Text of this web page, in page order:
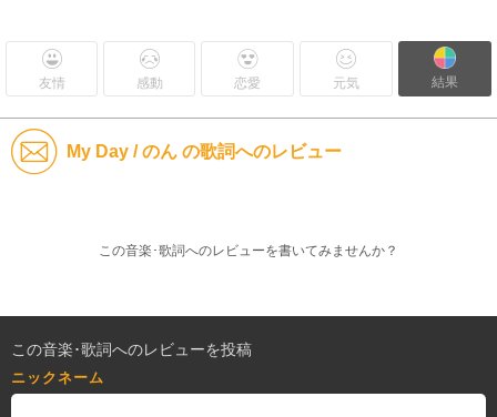
友情 感動 恋愛 元気 結果
My Day / のん の歌詞へのレビュー
この音楽･歌詞へのレビューを書いてみませんか？
この音楽･歌詞へのレビューを投稿
ニックネーム